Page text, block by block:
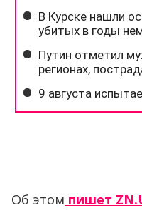
Об этом пишет